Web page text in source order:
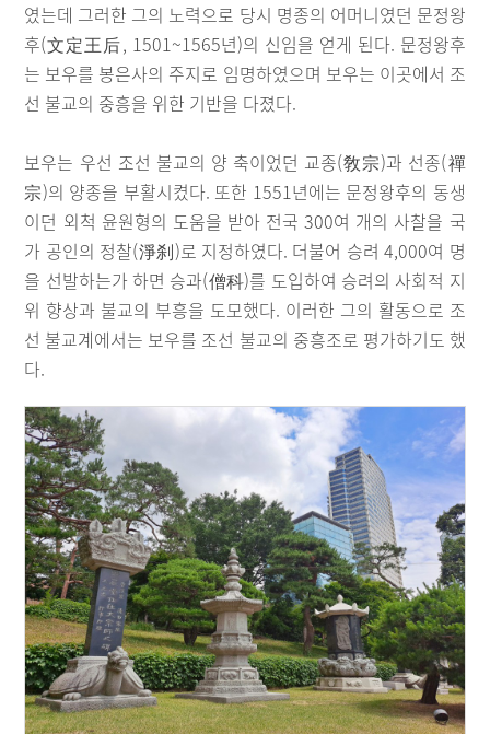
였는데 그러한 그의 노력으로 당시 명종의 어머니였던 문정왕
후(文定王后, 1501~1565년)의 신임을 얻게 된다. 문정왕후
는 보우를 봉은사의 주지로 임명하였으며 보우는 이곳에서 조
선 불교의 중흥을 위한 기반을 다졌다.
보우는 우선 조선 불교의 양 축이었던 교종(敎宗)과 선종(禪
宗)의 양종을 부활시켰다. 또한 1551년에는 문정왕후의 동생
이던 외척 윤원형의 도움을 받아 전국 300여 개의 사찰을 국
가 공인의 정찰(淨刹)로 지정하였다. 더불어 승려 4,000여 명
을 선발하는가 하면 승과(僧科)를 도입하여 승려의 사회적 지
위 향상과 불교의 부흥을 도모했다. 이러한 그의 활동으로 조
선 불교계에서는 보우를 조선 불교의 중흥조로 평가하기도 했
다.